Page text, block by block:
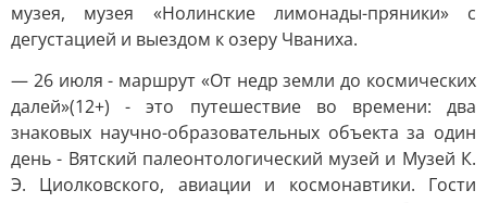
музея, музея «Нолинские лимонады-пряники» с
дегустацией и выездом к озеру Чваниха.
— 26 июля - маршрут «От недр земли до космических
далей»(12+) - это путешествие во времени: два
знаковых научно-образовательных объекта за один
день - Вятский палеонтологический музей и Музей К.
Э. Циолковского, авиации и космонавтики. Гости